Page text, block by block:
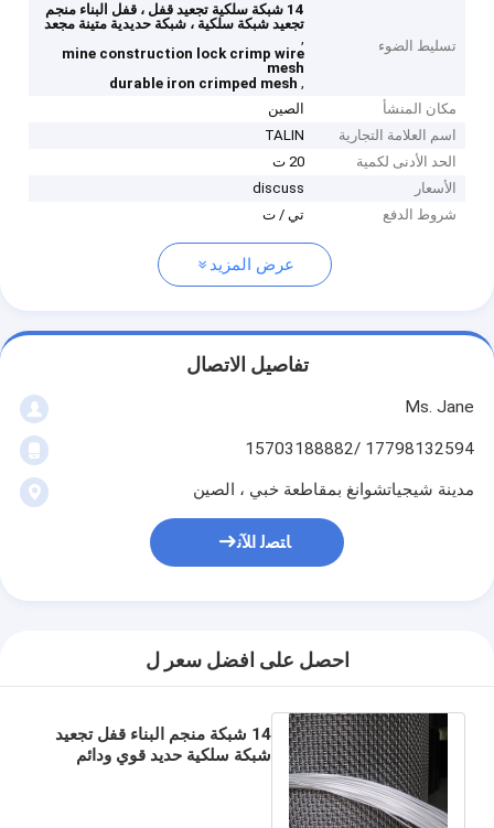
تسليط الضوء
14 شبكة سلكية تجعيد قفل ، قفل البناء منجم
تجعيد شبكة سلكية ، شبكة حديدية متينة مجعد
,
mine construction lock crimp wire
mesh
,
durable iron crimped mesh
مكان المنشأ
الصين
اسم العلامة التجارية
TALIN
الحد الأدنى لكمية
20 ت
الأسعار
discuss
شروط الدفع
تي / ت
عرض المزيد
تفاصيل الاتصال
Ms. Jane
17798132594 /15703188882
مدينة شيجياتشوانغ بمقاطعة خبي ، الصين
ﺎﺘﺼﻟ ﺍﻶﻧ
احصل على افضل سعر ل
14 شبكة منجم البناء قفل تجعيد
شبكة سلكية حديد قوي ودائم